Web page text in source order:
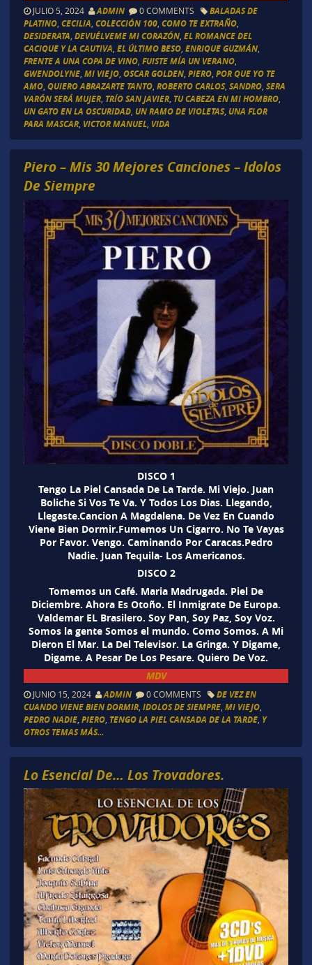
JULIO 5, 2024 ADMIN 0 COMMENTS
BALADAS DE
PLATINO, CECILIA, COLECCIÓN 100, COMO TE EXTRAÑO,
DESIDERATA, DEVUÉLVEME MI CORAZÓN, EL ROMANCE DEL
CACIQUE Y LA CAUTIVA, EL ÚLTIMO BESO, ENRIQUE GUZMÁN,
FRENTE A UNA COPA DE VINO, FUISTE MÍA UN VERANO,
GWENDOLYNE, MI VIEJO, OSCAR GOLDEN, PIERO, POR QUE YO TE
AMO, QUIERO ABRAZARTE TANTO, ROBERTO CARLOS, SANDRO, SERA
VARÓN SERÁ MUJER, TRÍO SAN JAVIER, TU CABEZA EN MI HOMBRO,
UN GATO EN LA OSCURIDAD, UN RAMO DE VIOLETAS, UNA FLOR
PARA MASCAR, VICTOR MANUEL, VIDA
Piero – Mis 30 Mejores Canciones – Idolos
De Siempre
DISCO 1
Tengo La Piel Cansada De La Tarde. Mi Viejo. Juan
Boliche Si Vos Te Va. Y Todos Los Dias. Llegando,
Llegaste.Cancion A Magdalena. De Vez En Cuando
Viene Bien Dormir.Fumemos Un Cigarro. No Te Vayas
Por Favor. Vengo. Caminando Por Caracas.Pedro
Nadie. Juan Tequila- Los Americanos.
DISCO 2
Tomemos un Café. Maria Madrugada. Piel De
Diciembre. Ahora Es Otoño. El Inmigrate De Europa.
Valdemar EL Brasilero. Soy Pan, Soy Paz, Soy Voz.
Somos la gente Somos el mundo. Como Somos. A Mi
Dieron El Mar. La Del Televisor. La Gringa. Y Digame,
Digame. A Pesar De Los Pesare. Quiero De Voz.
MDV
JUNIO 15, 2024 ADMIN 0 COMMENTS
DE VEZ EN
CUANDO VIENE BIEN DORMIR, IDOLOS DE SIEMPRE, MI VIEJO,
PEDRO NADIE, PIERO, TENGO LA PIEL CANSADA DE LA TARDE, Y
OTROS TEMAS MÁS...
Lo Esencial De… Los Trovadores.